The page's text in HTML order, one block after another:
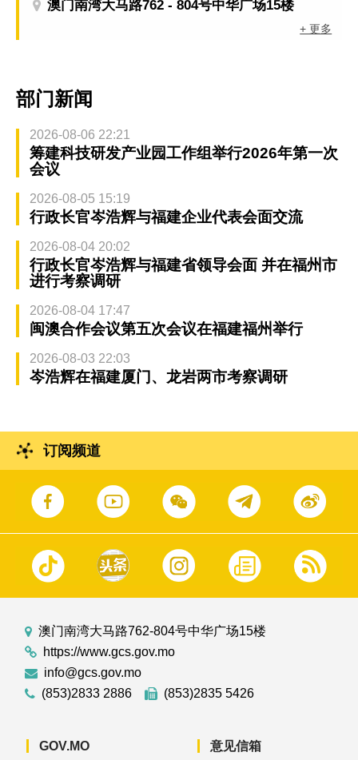
澳门南湾大马路762 - 804号中华广场15楼
+ 更多
部门新闻
2026-08-06 22:21
筹建科技研发产业园工作组举行2026年第一次
会议
2026-08-05 15:19
行政长官岑浩辉与福建企业代表会面交流
2026-08-04 20:02
行政长官岑浩辉与福建省领导会面 并在福州市
进行考察调研
2026-08-04 17:47
闽澳合作会议第五次会议在福建福州举行
2026-08-03 22:03
岑浩辉在福建厦门、龙岩两市考察调研
订阅频道
澳门南湾大马路762-804号中华广场15楼
https://www.gcs.gov.mo
info@gcs.gov.mo
(853)2833 2886
(853)2835 5426
GOV.MO 意见信箱